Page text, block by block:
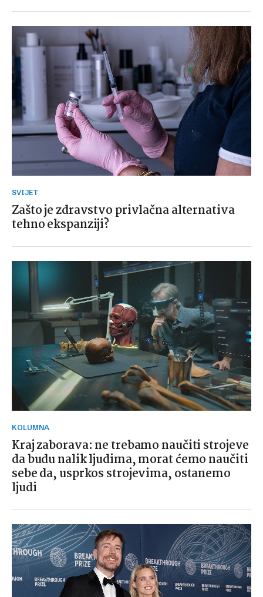
SVIJET
Zašto je zdravstvo privlačna alternativa
tehno ekspanziji?
KOLUMNA
Kraj zaborava: ne trebamo naučiti strojeve
da budu nalik ljudima, morat ćemo naučiti
sebe da, usprkos strojevima, ostanemo
ljudi